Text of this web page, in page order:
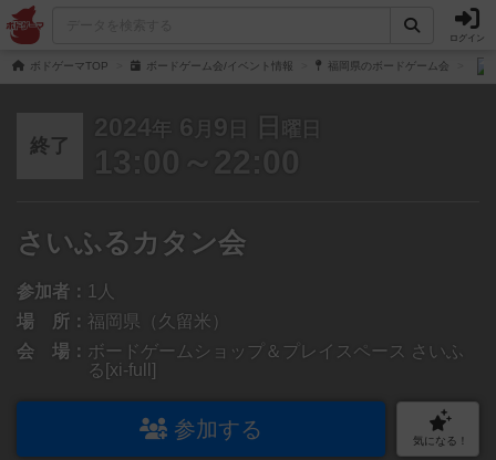
ログイン
ボドゲーマTOP ボードゲーム会/イベント情報 福岡県のボードゲーム会
終了
2024年 6 月 9 日 日 曜日
13:00～22:00
さいふるカタン会
参加者： 1人
場 所： 福岡県（久留米）
会 場： ボードゲームショップ＆プレイスペース さいふ
る[xi-full]
参加する 気になる！